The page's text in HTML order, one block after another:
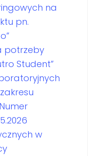
na
pn.
potrzeby
Student”
w